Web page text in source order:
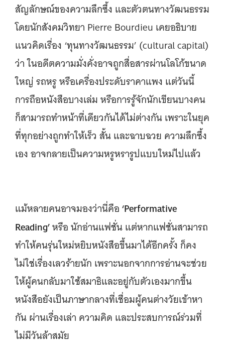
สัญลักษณ์ของความลึกซึ้ง และตัวตนทางวัฒนธรรม
โดยนักสังคมวิทยา Pierre Bourdieu เคยอธิบาย
แนวคิดเรื่อง ‘ทุนทางวัฒนธรรม’ (cultural capital)
ว่า ในอดีตความมั่งคั่งอาจถูกสื่อสารผ่านโลโก้ขนาด
ใหญ่ รถหรู หรือเครื่องประดับราคาแพง แต่วันนี้
การถือหนังสือบางเล่ม หรือการรู้จักนักเขียนบางคน
ก็สามารถทำหน้าที่เดียวกันได้ไม่ต่างกัน เพราะในยุค
ที่ทุกอย่างถูกทำให้เร็ว สั้น และฉาบฉวย ความลึกซึ้ง
เอง อาจกลายเป็นความหรูหรารูปแบบใหม่ไปแล้ว
แม้หลายคนอาจมองว่านี่คือ‘Performative
Reading’หรือ นักอ่านแฟชั่น แต่หากแฟชั่นสามารถ
ทำให้คนรุ่นใหม่หยิบหนังสือขึ้นมาได้อีกครั้ง ก็คง
ไม่ใช่เรื่องเลวร้ายนัก เพราะนอกจากการอ่านจะช่วย
ให้ผู้คนกลับมาใช้สมาธิและอยู่กับตัวเองมากขึ้น
หนังสือยังเป็นภาษากลางที่เชื่อมผู้คนต่างวัยเข้าหา
กัน ผ่านเรื่องเล่า ความคิด และประสบการณ์ร่วมที่
ไม่มีวันล้าสมัย